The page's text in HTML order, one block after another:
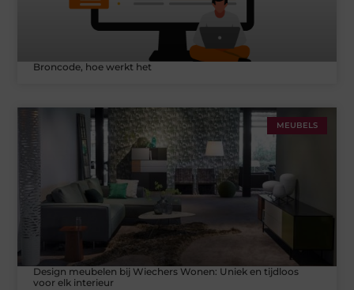
Broncode, hoe werkt het
MEUBELS
Design meubelen bij Wiechers Wonen: Uniek en tijdloos
voor elk interieur